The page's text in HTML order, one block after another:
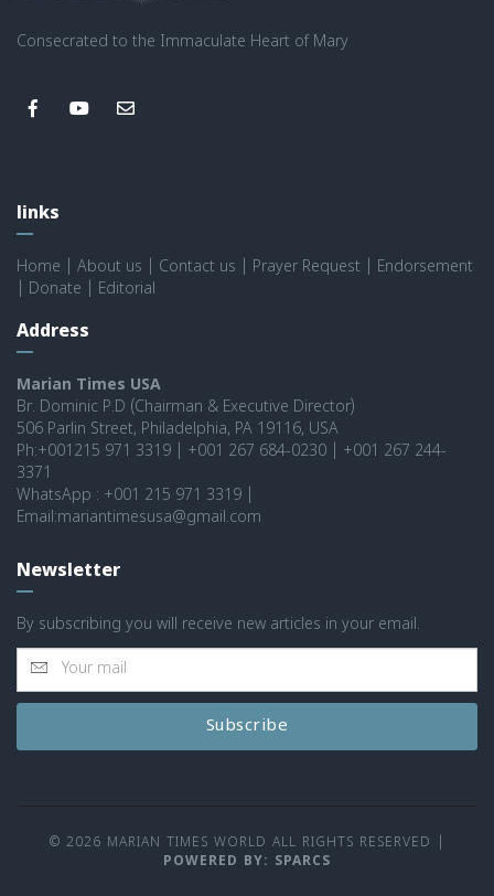
Consecrated to the Immaculate Heart of Mary
links
Home About us Contact us Prayer Request
Endorsement
Donate Editorial
Address
Marian Times USA
Br. Dominic P.D (Chairman & Executive Director)
506 Parlin Street, Philadelphia, PA 19116, USA
Ph:+001215 971 3319 | +001 267 684-0230 | +001 267 244-
3371
WhatsApp : +001 215 971 3319 |
Email:mariantimesusa@gmail.com
Newsletter
By subscribing you will receive new articles in your email.
Subscribe
© 2026 MARIAN TIMES WORLD ALL RIGHTS RESERVED
POWERED BY: SPARCS